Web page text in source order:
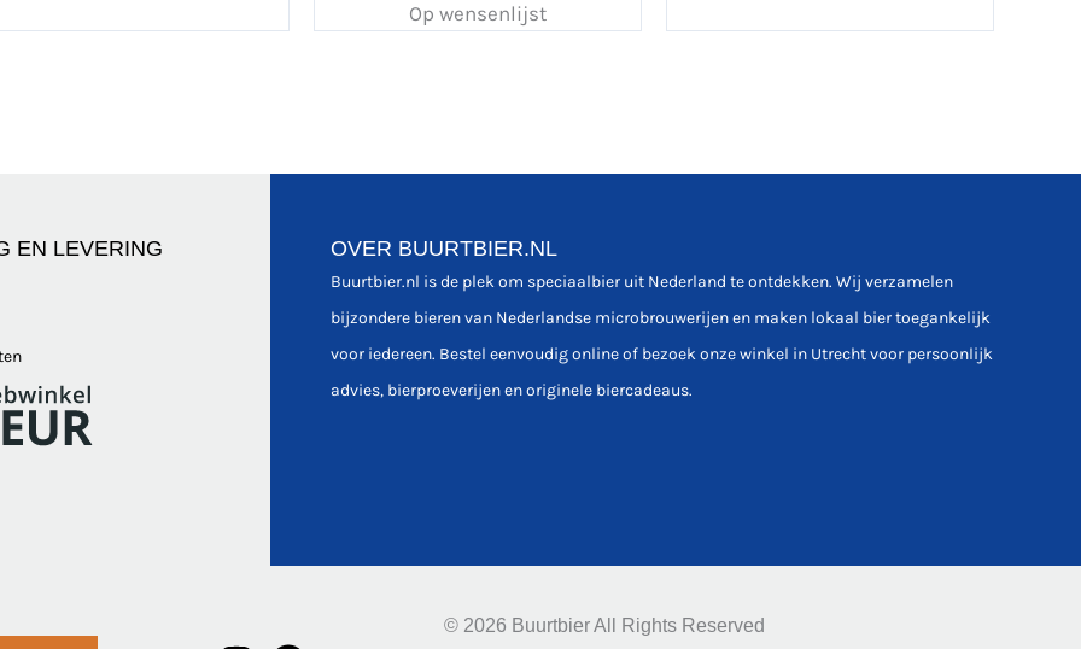
Op wensenlijst
EN LEVERING OVER BUURTBIER.NL
Buurtbier.nl is de plek om speciaalbier uit Nederland te ontdekken. Wij verzamelen
bijzondere bieren van Nederlandse microbrouwerijen en maken lokaal bier toegankelijk
voor iedereen. Bestel eenvoudig online of bezoek onze winkel in Utrecht voor persoonlijk
advies, bierproeverijen en originele biercadeaus.
© 2026 Buurtbier All Rights Reserved